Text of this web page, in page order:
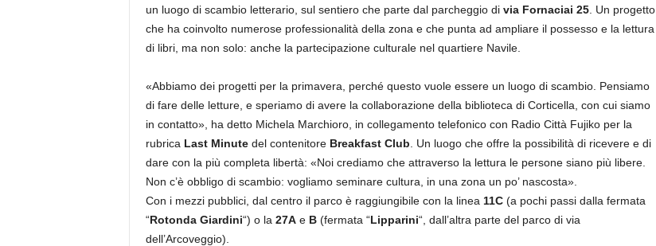
un luogo di scambio letterario, sul sentiero che parte dal parcheggio di via Fornaciai 25. Un progetto
che ha coinvolto numerose professionalità della zona e che punta ad ampliare il possesso e la lettura
di libri, ma non solo: anche la partecipazione culturale nel quartiere Navile.
«Abbiamo dei progetti per la primavera, perché questo vuole essere un luogo di scambio. Pensiamo
di fare delle letture, e speriamo di avere la collaborazione della biblioteca di Corticella, con cui siamo
in contatto», ha detto Michela Marchioro, in collegamento telefonico con Radio Città Fujiko per la
rubrica Last Minutedel contenitore Breakfast Club . Un luogo che offre la possibilità di ricevere e di
dare con la più completa libertà: «Noi crediamo che attraverso la lettura le persone siano più libere.
Non c’è obbligo di scambio: vogliamo seminare cultura, in una zona un po’ nascosta».
Con i mezzi pubblici, dal centro il parco è raggiungibile con la linea 11C(a pochi passi dalla fermata
“Rotonda Giardini“) o la 27Ae B(fermata “Lipparini“, dall’altra parte del parco di via
dell’Arcoveggio).